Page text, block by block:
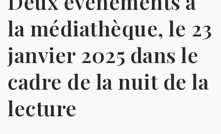
la médiathèque, le 23
janvier 2025 dans le
cadre de la nuit de la
lecture